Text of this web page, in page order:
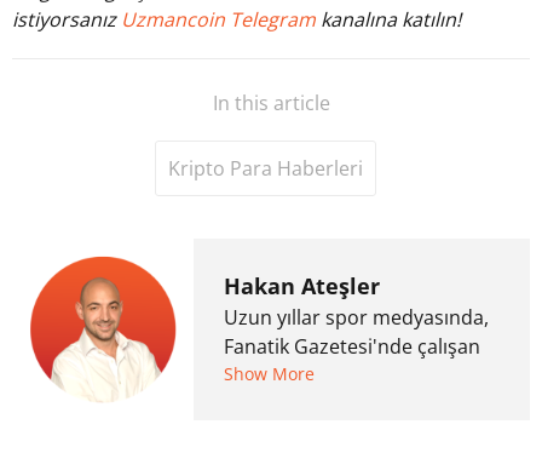
istiyorsanız Uzmancoin Telegram kanalına katılın!
In this article
Kripto Para Haberleri
Hakan Ateşler
Uzun yıllar spor medyasında,
Fanatik Gazetesi'nde çalışan
Hakan Ateşler, 2020 yılında
Show More